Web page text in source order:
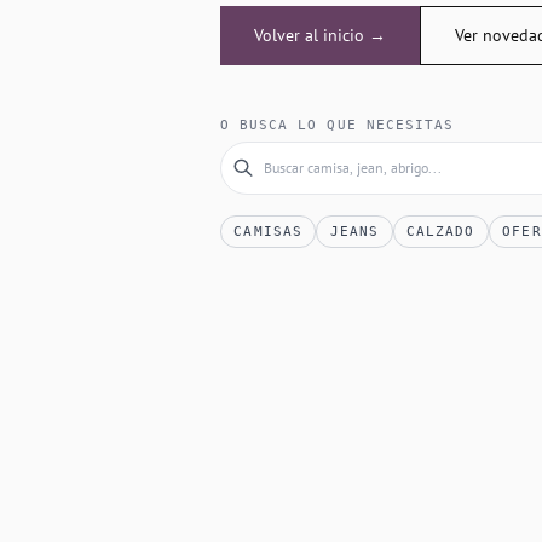
Volver al inicio → Ver
O BUSCA LO QUE NECESITAS
CAMISAS JEANS CALZADO